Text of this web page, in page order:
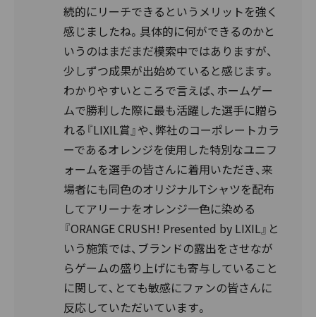
続的にリーチできるというメリットを強く
感じましたね。具体的に何ができるのかと
いうのはまだまだ模索中ではありますが、
少しずつ成果が出始めていると感じます。
わかりやすいところで言えば、ホームゲー
ムで勝利した際に最も活躍した選手に贈ら
れる『LIXIL賞』や、弊社のコーポレートカラ
ーであるオレンジを使用した特別なユニフ
ォームを選手の皆さんに着用いただき、来
場者にも同色のオリジナルTシャツを配布
してアリーナをオレンジ一色に染める
『ORANGE CRUSH! Presented by LIXIL』と
いう施策では、ブランドの露出をさせなが
らゲームの盛り上げにも寄与していること
に関して、とても敏感にファンの皆さんに
反応していただいています。